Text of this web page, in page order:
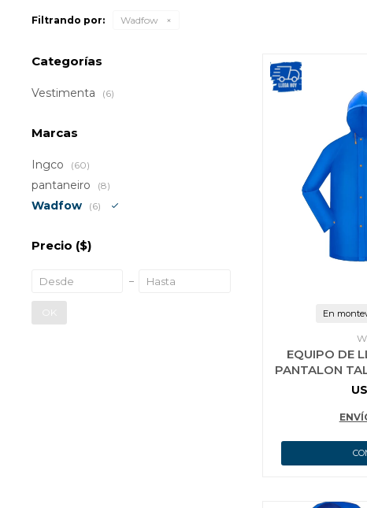
Filtrando por: Wadfow
En
EQUIPO DE
PANTALON
Categorías
Vestimenta (6)
Marcas
Ingco (60)
pantaneiro (8)
Wadfow (6)
Precio ($)
OK